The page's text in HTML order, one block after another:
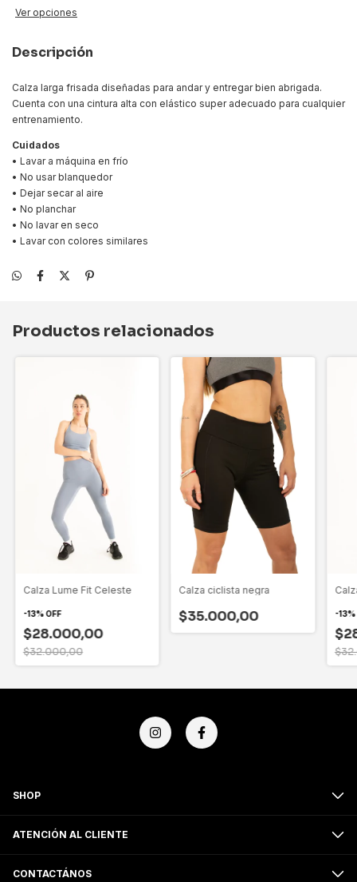
Ver opciones
Descripción
Calza larga frisada diseñadas para andar y entregar bien abrigada.
Cuenta con una cintura alta con elástico super adecuado para cualquier
entrenamiento.
Cuidados
• Lavar a máquina en frío
• No usar blanquedor
• Dejar secar al aire
• No planchar
• No lavar en seco
• Lavar con colores similares
Productos relacionados
Calza Lume Fit Celeste
-13%OFF
$28.000,00
$32.000,00
Calza ciclista negra
$35.000,00 -13%
SHOP
ATENCIÓN AL CLIENTE
CONTACTÁNOS